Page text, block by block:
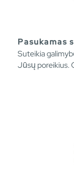
Pasukamas
Suteikia
Jūsų poreikius.